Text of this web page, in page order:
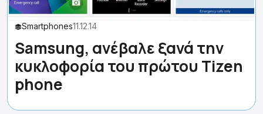
Smartphones11.12.14
Samsung, ανέβαλε ξανά την
κυκλοφορία του πρώτου Tizen
phone